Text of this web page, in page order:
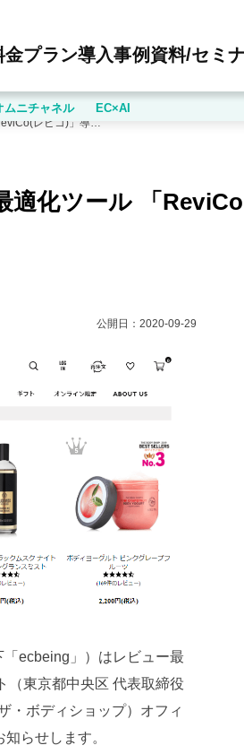
金プラン導入事例資料/セミ
ecbeingがTHE BODY SHOPにレビュー最適化ツール 「ReviCo(レビコ)」導入。レビュー取得数11.8倍に。
化ツール 「
公開日： 2020-09-29
ecbeing」）はレビュー最
（東京都中央区 代表取締役
・ボディショップ）オフィ
らせします。
ムニチャネル EC×AI